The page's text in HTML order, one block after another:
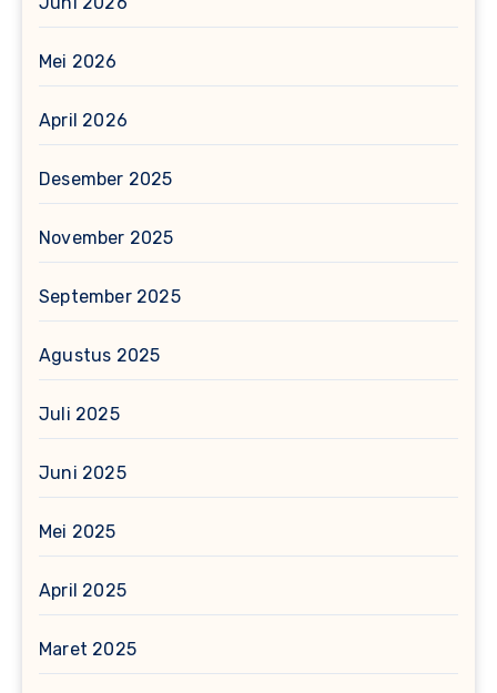
Mei 2026
April 2026
Desember 2025
November 2025
September 2025
Agustus 2025
Juli 2025
Juni 2025
Mei 2025
April 2025
Maret 2025